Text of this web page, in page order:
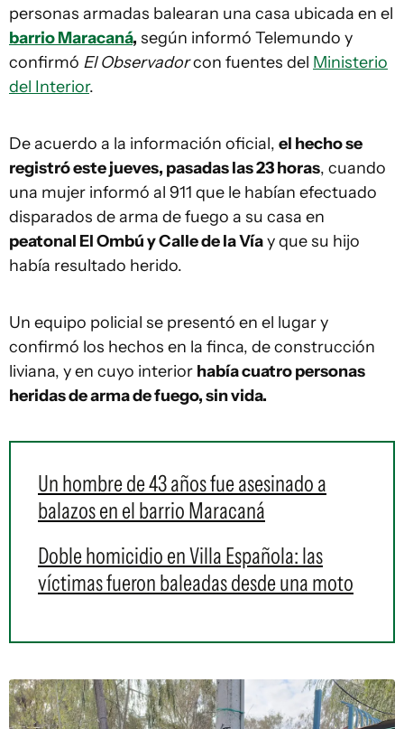
personas armadas balearan una casa ubicada en el
barrio Maracaná, según informó Telemundo y
confirmó El Observadorcon fuentes del Ministerio
del Interior.
De acuerdo a la información oficial, el hecho se
registró este jueves, pasadas las 23 horas, cuando
una mujer informó al 911 que le habían efectuado
disparados de arma de fuego a su casa en
peatonal El Ombú y Calle de la Víay que su hijo
había resultado herido.
Un equipo policial se presentó en el lugar y
confirmó los hechos en la finca, de construcción
liviana, y en cuyo interior había cuatro personas
heridas de arma de fuego, sin vida.
Un hombre de 43 años fue asesinado a
balazos en el barrio Maracaná
Doble homicidio en Villa Española: las
víctimas fueron baleadas desde una moto